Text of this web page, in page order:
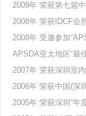
2009年 荣获第七届
2008年 荣获IDCF会
2008年 受邀参加
APSDA亚太地区“最
2007年 荣获深圳室内
2006年 荣获中国(深
2005年 荣获深圳“年